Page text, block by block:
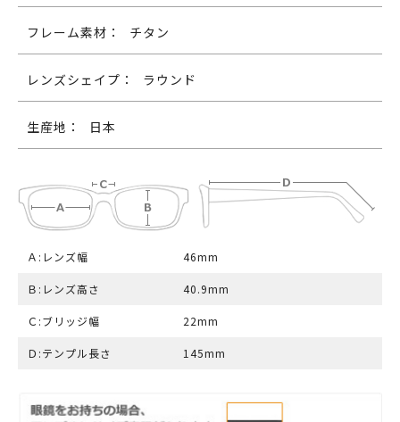
フレーム素材： チタン
レンズシェイプ： ラウンド
生産地： 日本
Ａ:レンズ幅 46mm
Ｂ:レンズ高さ 40.9mm
Ｃ:ブリッジ幅 22mm
Ｄ:テンプル長さ 145mm